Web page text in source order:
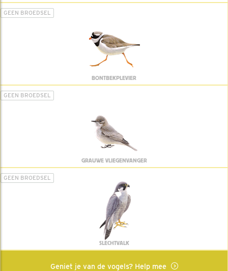
GEEN BROEDSEL
BONTBEKPLEVIER
GEEN BROEDSEL
GRAUWE VLIEGENVANGER
GEEN BROEDSEL
SLECHTVALK
Geniet je van de vogels? Help mee